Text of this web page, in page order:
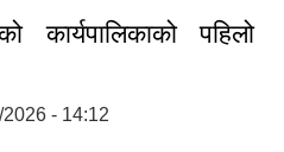
कार्यपालिकाको पहिलो
- 14:12